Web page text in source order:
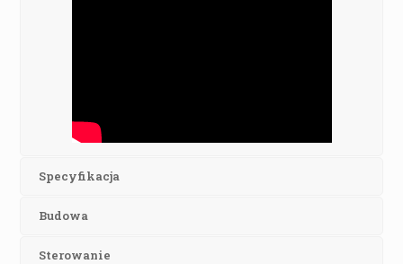
Specyfikacja
Budowa
Sterowanie